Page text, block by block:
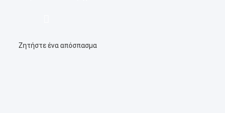
Ζητήστε ένα απόσπασμα